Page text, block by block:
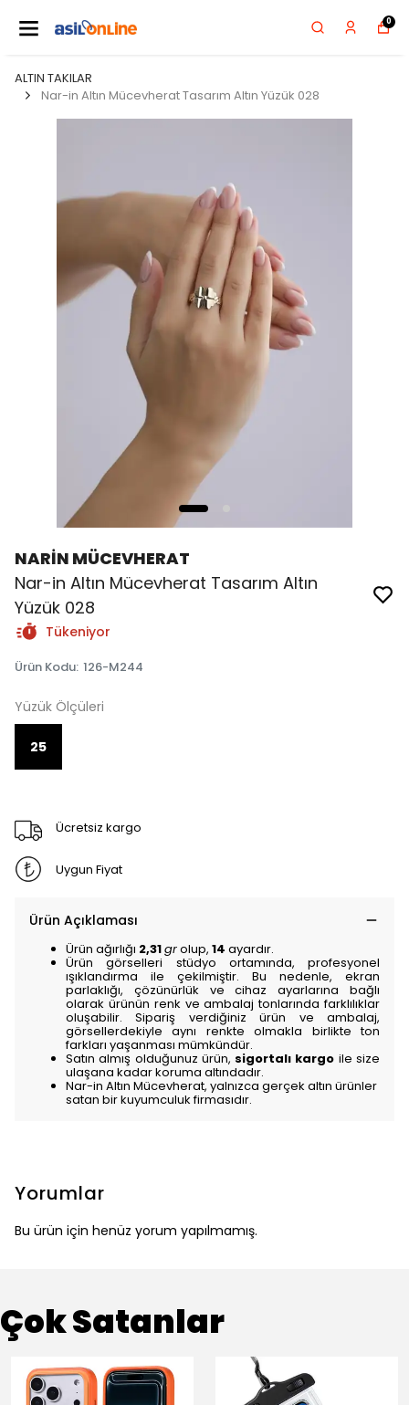
0
ALTIN TAKILAR
Nar-in Altın Mücevherat Tasarım Altın Yüzük 028
NARİN MÜCEVHERAT
Nar-in Altın Mücevherat Tasarım Altın
Yüzük 028
Tükeniyor
Ürün Kodu: 126-M244
Yüzük Ölçüleri
25
Ücretsiz kargo
Uygun Fiyat
Ürün Açıklaması
Ürün ağırlığı 2,31grolup, 14 ayardır.
Ürün görselleri stüdyo ortamında, profesyonel
ışıklandırma ile çekilmiştir. Bu nedenle, ekran
parlaklığı, çözünürlük ve cihaz ayarlarına bağlı
olarak ürünün renk ve ambalaj tonlarında farklılıklar
oluşabilir. Sipariş verdiğiniz ürün ve ambalaj,
görsellerdekiyle aynı renkte olmakla birlikte ton
farkları yaşanması mümkündür.
Satın almış olduğunuz ürün, sigortalı kargo ile size
ulaşana kadar koruma altındadır.
Nar-in Altın Mücevherat, yalnızca gerçek altın ürünler
satan bir kuyumculuk firmasıdır.
Yorumlar
Bu ürün için henüz yorum yapılmamış.
Çok Satanlar